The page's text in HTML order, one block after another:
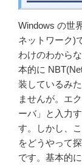
Windows の世
ネットワーク)
わけのわから
本的に
装しているみ
ませんが。エ
ーバ」と入力
す。しかし、
をどうやって
です。基本的